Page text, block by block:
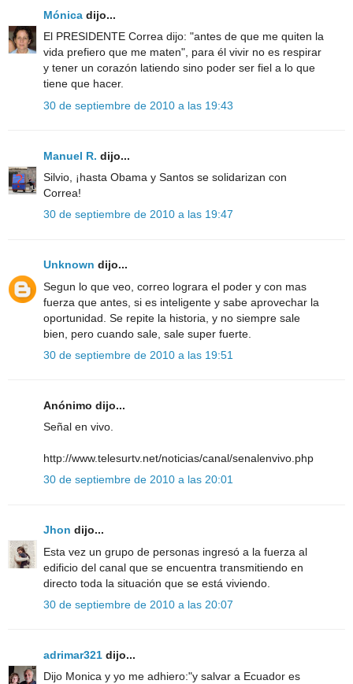
Mónica dijo...
El PRESIDENTE Correa dijo: "antes de que me quiten la
vida prefiero que me maten", para él vivir no es respirar
y tener un corazón latiendo sino poder ser fiel a lo que
tiene que hacer.
30 de septiembre de 2010 a las 19:43
Manuel R. dijo...
Silvio, ¡hasta Obama y Santos se solidarizan con
Correa!
30 de septiembre de 2010 a las 19:47
Unknown dijo...
Segun lo que veo, correo lograra el poder y con mas
fuerza que antes, si es inteligente y sabe aprovechar la
oportunidad. Se repite la historia, y no siempre sale
bien, pero cuando sale, sale super fuerte.
30 de septiembre de 2010 a las 19:51
Anónimo dijo...
Señal en vivo.
http://www.telesurtv.net/noticias/canal/senalenvivo.php
30 de septiembre de 2010 a las 20:01
Jhon dijo...
Esta vez un grupo de personas ingresó a la fuerza al
edificio del canal que se encuentra transmitiendo en
directo toda la situación que se está viviendo.
30 de septiembre de 2010 a las 20:07
adrimar321 dijo...
Dijo Monica y yo me adhiero:"y salvar a Ecuador es